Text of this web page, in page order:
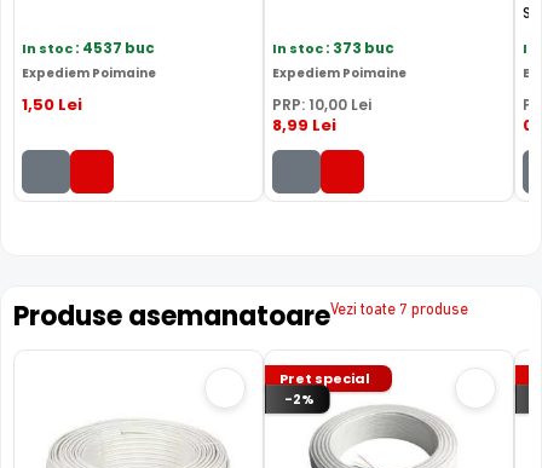
In stoc: 4537 buc
Expediem Poimaine
1,50 Lei
In stoc: 373 buc
Expediem Poimaine
PRP: 10,00 Lei
8,99 Lei
In
0
Produse asemanatoareVezi toate 7 produse
Pret special
-2%